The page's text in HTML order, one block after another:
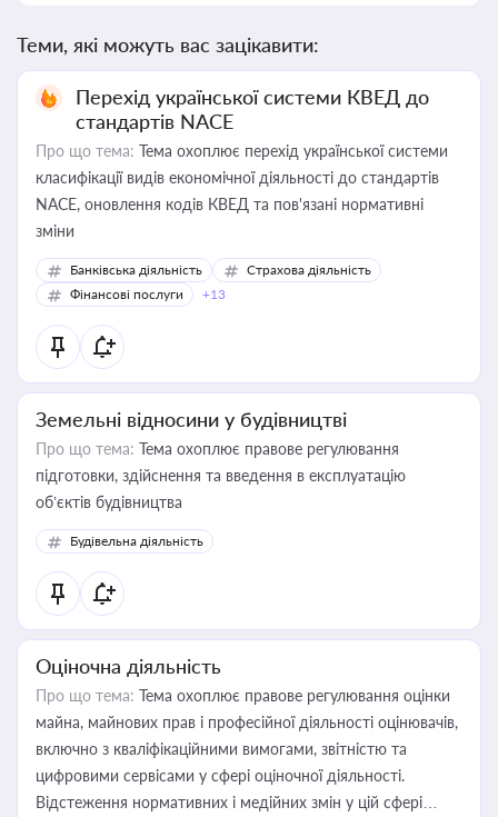
Теми, які можуть вас зацікавити:
Перехід української системи КВЕД до
стандартів NACE
Про що тема: Тема охоплює перехід української системи
класифікації видів економічної діяльності до стандартів
NACE, оновлення кодів КВЕД та пов'язані нормативні
зміни
Банківська діяльність
Страхова діяльність
Фінансові послуги
+13
Земельні відносини у будівництві
Про що тема: Тема охоплює правове регулювання
підготовки, здійснення та введення в експлуатацію
об’єктів будівництва
Будівельна діяльність
Оціночна діяльність
Про що тема: Тема охоплює правове регулювання оцінки
майна, майнових прав і професійної діяльності оцінювачів,
включно з кваліфікаційними вимогами, звітністю та
цифровими сервісами у сфері оціночної діяльності.
Відстеження нормативних і медійних змін у цій сфері